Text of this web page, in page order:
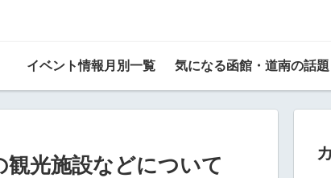
イベント情報月別一覧 気になる函館・道南の話題
観光施設などについて